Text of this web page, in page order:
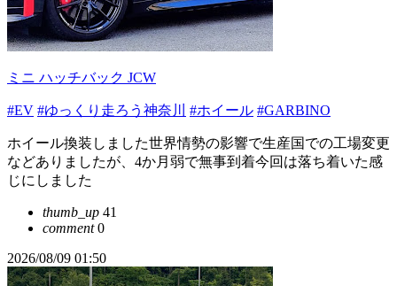
ミニ ハッチバック JCW
#EV #ゆっくり走ろう神奈川 #ホイール #GARBINO
ホイール換装しました世界情勢の影響で生産国での工場変更
などありましたが、4か月弱で無事到着今回は落ち着いた感
じにしました
thumb_up 41
comment0
2026/08/09 01:50